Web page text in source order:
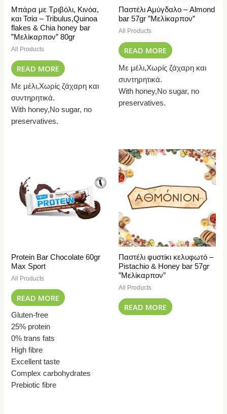
Μπάρα με Τριβόλι, Κινόα,
και Τσία – Tribulus,Quinoa
flakes & Chia honey bar
”Μελίκαρπον” 80gr
All Products
READ MORE
Με μέλι,Χωρίς ζάχαρη και
συντηρητικά.
With honey,No sugar, no
preservatives.
Παστέλι Αμύγδαλο – Almond
bar 57gr ”Μελίκαρπον”
All Products
READ MORE
Με μέλι,Χωρίς ζάχαρη και
συντηρητικά.
With honey,No sugar, no
preservatives.
Protein Bar Chocolate 60gr
Max Sport
All Products
READ MORE
Gluten-free
25% protein
0% trans fats
High fibre
Excellent taste
Complex carbohydrates
Prebiotic fibre
Παστέλι φυστίκι κελυφωτό –
Pistachio & Honey bar 57gr
”Μελίκαρπον”
All Products
READ MORE